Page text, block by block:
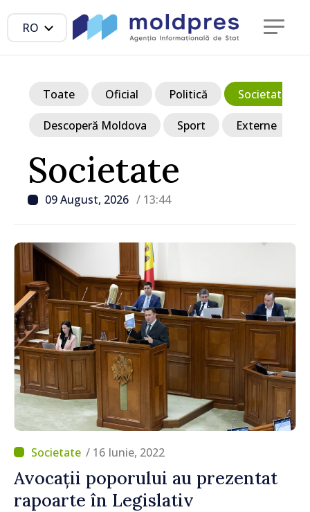
RO
Societate
09 August, 2026 / 13:44
Toate Oficial Politică Societate
Descoperă Moldova Sport Externe
/ 16 Iunie, 2022
Avocații poporului au prezentat
rapoarte în Legislativ